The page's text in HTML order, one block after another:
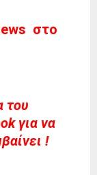
στο
του
για να
!